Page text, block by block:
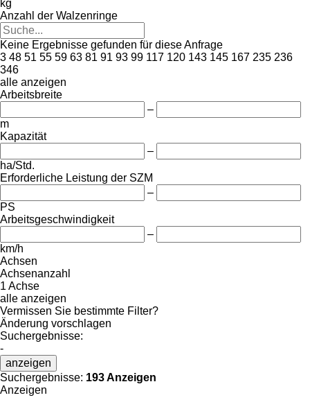
kg
Anzahl der Walzenringe
Keine Ergebnisse gefunden für diese Anfrage
3 48 51 55 59 63 81 91 93 99 117 120 143 145 167 235 236
346
alle anzeigen
Arbeitsbreite
–
m
Kapazität
–
ha/Std.
Erforderliche Leistung der SZM
–
PS
Arbeitsgeschwindigkeit
–
km/h
Achsen
Achsenanzahl
1 Achse
alle anzeigen
Vermissen Sie bestimmte Filter?
Änderung vorschlagen
Suchergebnisse:
-
anzeigen
Suchergebnisse: 193 Anzeigen
Anzeigen